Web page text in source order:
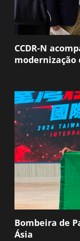
CCDR-N
modernização
Bombeira de
Ásia